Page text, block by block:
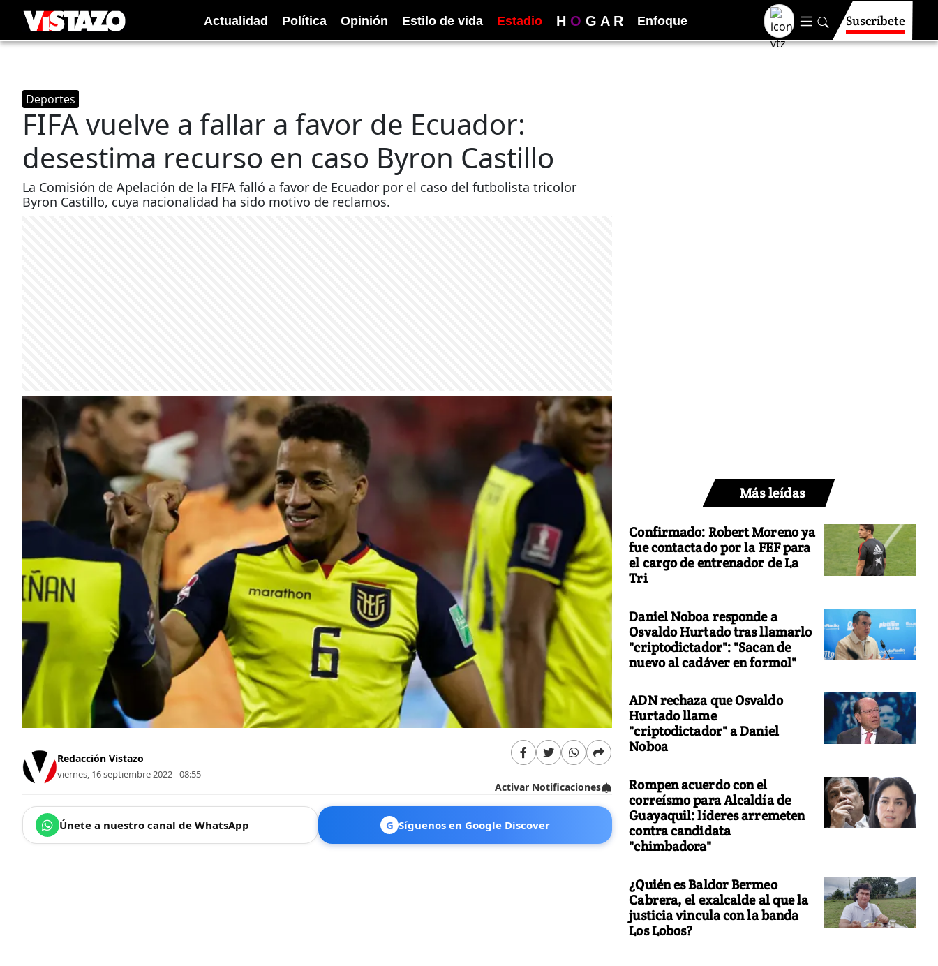
Actualidad Política Opinión Estilo de vida Estadio H O G A R Enfoque Suscríbete
Deportes
FIFA vuelve a fallar a favor de Ecuador:
desestima recurso en caso Byron Castillo
La Comisión de Apelación de la FIFA falló a favor de Ecuador por el caso del futbolista tricolor
Byron Castillo, cuya nacionalidad ha sido motivo de reclamos.
Redacción Vistazo
viernes, 16 septiembre 2022 - 08:55
Activar Notificaciones
Únete a nuestro canal de WhatsApp G Síguenos en Google Discover
Más leídas
Confirmado: Robert Moreno ya
fue contactado por la FEF para
el cargo de entrenador de La
Tri
Daniel Noboa responde a
Osvaldo Hurtado tras llamarlo
"criptodictador": "Sacan de
nuevo al cadáver en formol"
ADN rechaza que Osvaldo
Hurtado llame
"criptodictador" a Daniel
Noboa
Rompen acuerdo con el
correísmo para Alcaldía de
Guayaquil: líderes arremeten
contra candidata
"chimbadora"
¿Quién es Baldor Bermeo
Cabrera, el exalcalde al que la
justicia vincula con la banda
Los Lobos?